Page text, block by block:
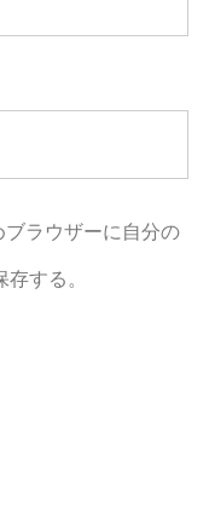
ラウザーに自分の
する。